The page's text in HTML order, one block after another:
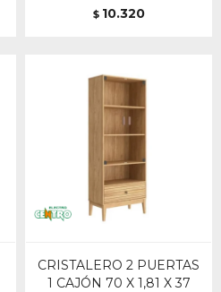
$ 10.320
CRISTALERO 2 PUERTAS
1 CAJÓN 70 X 1,81 X 37